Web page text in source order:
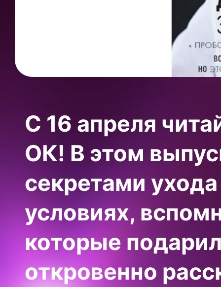
С 16 апреля
ОК! В этом
секретами
условиях,
которые
откровенно